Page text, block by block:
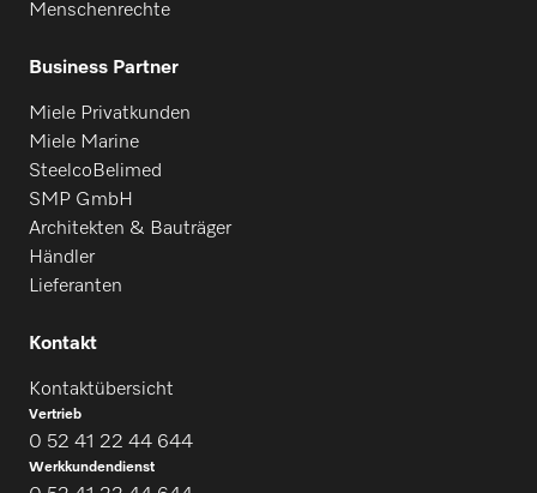
Menschenrechte
Business Partner
Miele Privatkunden
Miele Marine
SteelcoBelimed
SMP GmbH
Architekten & Bauträger
Händler
Lieferanten
Kontakt
Kontaktübersicht
Vertrieb
0 52 41 22 44 644
Werkkundendienst